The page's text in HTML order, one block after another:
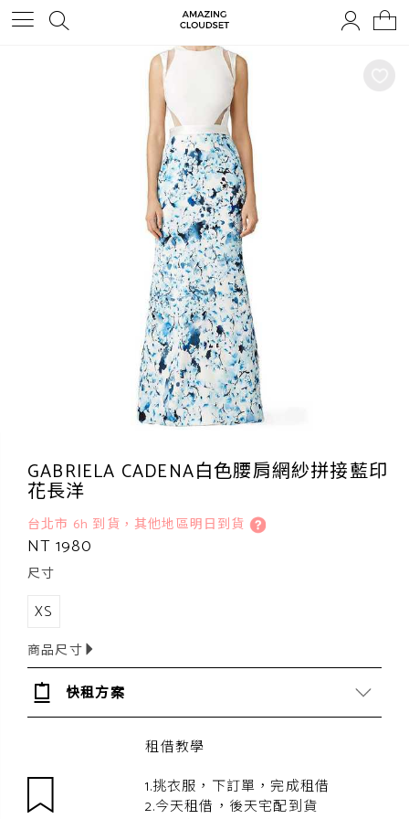
GABRIELA CADENA白色腰肩網紗拼接藍印
花長洋
台北市 6h 到貨，其他地區明日到貨
NT 1980
尺寸
XS
商品尺寸
快租方案
租借教學
1.挑衣服，下訂單，完成租借
2.今天租借，後天宅配到貨